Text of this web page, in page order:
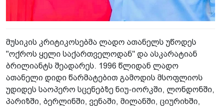
მუსიკის კრიტიკოსებმა ლადო ათანელს უწოდეს
"ოქროს ყელი საქართველოდან" და ასკარატიან
ბრილიანტს შეადარეს. 1996 წლიდან ლადო
ათანელი დიდი წარმატებით გამოდის მსოფლიოს
უდიდეს საოპერო სცენებზე ნიუ-იორკში, ლონდონში,
პარიზში, ბერლინში, ვენაში, მილანში, ციურიხში,